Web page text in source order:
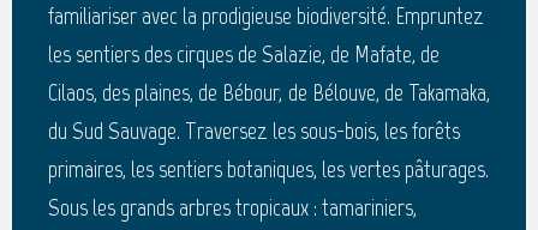
familiariser avec la prodigieuse biodiversité. Empruntez
les sentiers des cirques de Salazie, de Mafate, de
Cilaos, des plaines, de Bébour, de Bélouve, de Takamaka,
du Sud Sauvage. Traversez les sous-bois, les forêts
primaires, les sentiers botaniques, les vertes pâturages.
Sous les grands arbres tropicaux : tamariniers,